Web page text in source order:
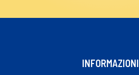
INFORMAZIONI